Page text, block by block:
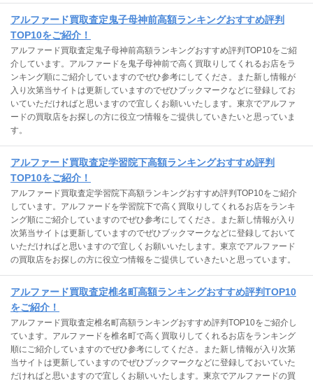
アルファード買取査定鬼子母神前高額ランキングおすすめ評判
TOP10をご紹介！
アルファード買取査定鬼子母神前高額ランキングおすすめ評判TOP10をご紹
介しています。アルファードを鬼子母神前で高く買取りしてくれるお店をラ
ンキング順にご紹介していますのでぜひ参考にしてくださ。また新し情報が
入り次第当サイトは更新していますのでぜひブックマークなどに登録してお
いていただければと思いますので宜しくお願いいたします。東京でアルファ
ードの買取店をお探しの方に役立つ情報をご提供していきたいと思っていま
す。
アルファード買取査定学習院下高額ランキングおすすめ評判
TOP10をご紹介！
アルファード買取査定学習院下高額ランキングおすすめ評判TOP10をご紹介
しています。アルファードを学習院下で高く買取りしてくれるお店をランキ
ング順にご紹介していますのでぜひ参考にしてくださ。また新し情報が入り
次第当サイトは更新していますのでぜひブックマークなどに登録しておいて
いただければと思いますので宜しくお願いいたします。東京でアルファード
の買取店をお探しの方に役立つ情報をご提供していきたいと思っています。
アルファード買取査定椎名町高額ランキングおすすめ評判TOP10
をご紹介！
アルファード買取査定椎名町高額ランキングおすすめ評判TOP10をご紹介し
ています。アルファードを椎名町で高く買取りしてくれるお店をランキング
順にご紹介していますのでぜひ参考にしてくださ。また新し情報が入り次第
当サイトは更新していますのでぜひブックマークなどに登録しておいていた
だければと思いますので宜しくお願いいたします。東京でアルファードの買